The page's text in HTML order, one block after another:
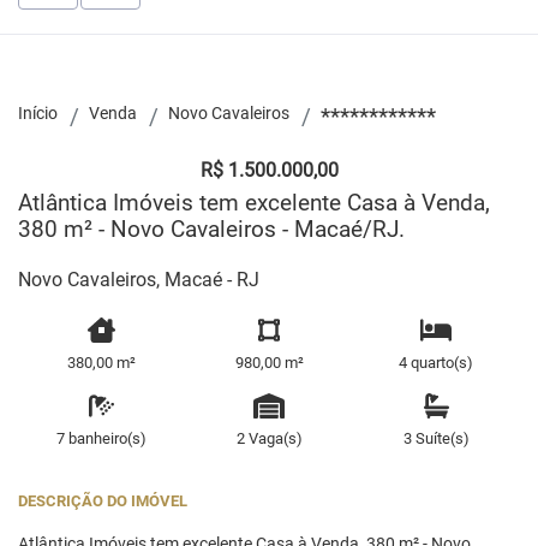
Início Venda Novo Cavaleiros ************
R$ 1.500.000,00
Atlântica Imóveis tem excelente Casa à Venda,
380 m² - Novo Cavaleiros - Macaé/RJ.
Novo Cavaleiros, Macaé - RJ
380,00 m² 980,00 m² 4 quarto(s)
7 banheiro(s) 2 Vaga(s) 3 Suíte(s)
DESCRIÇÃO DO IMÓVEL